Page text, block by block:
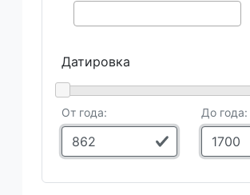
Датировка
От года: До года: